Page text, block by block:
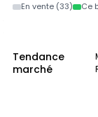
En vente (33) Ce
Tendance
marché